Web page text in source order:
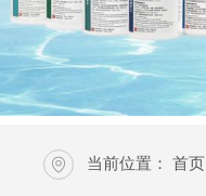
当前位置：首页